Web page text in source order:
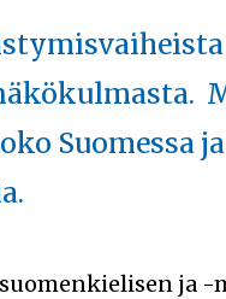
Suomessa
ja -